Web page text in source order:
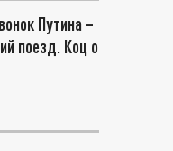
Путина –
поезд. Коц о